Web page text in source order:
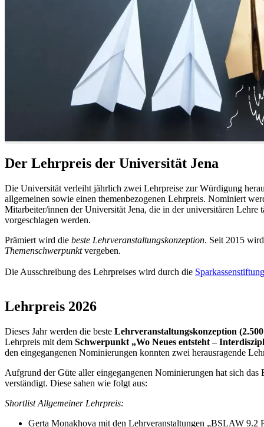
Der Lehrpreis der Universität Jena
Die Universität verleiht jährlich zwei Lehrpreise zur Würdigung
allgemeinen sowie einen themenbezogenen Lehrpreis. Nominiert
Mitarbeiter/innen der Universität Jena, die in der universitären Lehre
vorgeschlagen werden.
Prämiert wird die beste Lehrveranstaltungskonzeption. Seit 2015
Themenschwerpunktvergeben.
Die Ausschreibung des Lehrpreises wird durch die
Lehrpreis 2026
Dieses Jahr werden die beste Lehrveranstaltungskonzeption
Lehrpreis mit dem Schwerpunkt „Wo Neues entsteht –
den eingegangenen Nominierungen konnten zwei herausragende
Aufgrund der Güte aller eingegangenen Nominierungen hat sich
verständigt. Diese sahen wie folgt aus:
Shortlist Allgemeiner Lehrpreis:
Gerta Monakhova mit den Lehrveranstaltungen „BSLAW 9.2